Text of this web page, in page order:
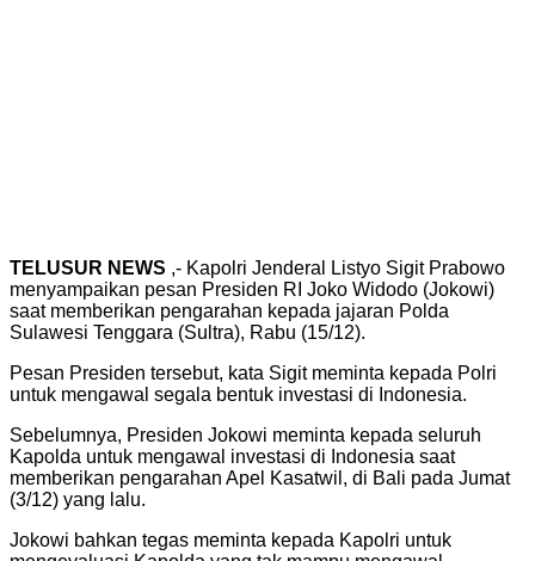
TELUSUR NEWS ,- Kapolri Jenderal Listyo Sigit Prabowo
menyampaikan pesan Presiden RI Joko Widodo (Jokowi)
saat memberikan pengarahan kepada jajaran Polda
Sulawesi Tenggara (Sultra), Rabu (15/12).
Pesan Presiden tersebut, kata Sigit meminta kepada Polri
untuk mengawal segala bentuk investasi di Indonesia.
Sebelumnya, Presiden Jokowi meminta kepada seluruh
Kapolda untuk mengawal investasi di Indonesia saat
memberikan pengarahan Apel Kasatwil, di Bali pada Jumat
(3/12) yang lalu.
Jokowi bahkan tegas meminta kepada Kapolri untuk